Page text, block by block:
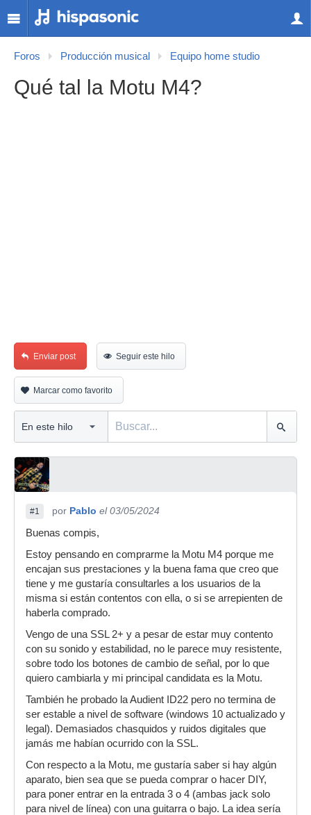
Foros Producción musical Equipo home studio
Qué tal la Motu M4?
Enviar post Seguir este hilo
Marcar como favorito
#1 por Pablo el 03/05/2024
Buenas compis,
Estoy pensando en comprarme la Motu M4 porque me
encajan sus prestaciones y la buena fama que creo que
tiene y me gustaría consultarles a los usuarios de la
misma si están contentos con ella, o si se arrepienten de
haberla comprado.
Vengo de una SSL 2+ y a pesar de estar muy contento
con su sonido y estabilidad, no le parece muy resistente,
sobre todo los botones de cambio de señal, por lo que
quiero cambiarla y mi principal candidata es la Motu.
También he probado la Audient ID22 pero no termina de
ser estable a nivel de software (windows 10 actualizado y
legal). Demasiados chasquidos y ruidos digitales que
jamás me habían ocurrido con la SSL.
Con respecto a la Motu, me gustaría saber si hay algún
aparato, bien sea que se pueda comprar o hacer DIY,
para poner entrar en la entrada 3 o 4 (ambas jack solo
para nivel de línea) con una guitarra o bajo. La idea sería